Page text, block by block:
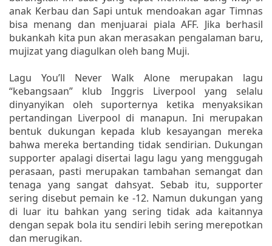
anak Kerbau dan Sapi untuk mendoakan agar Timnas
bisa menang dan menjuarai piala AFF. Jika berhasil
bukankah kita pun akan merasakan pengalaman baru,
mujizat yang diagulkan oleh bang Muji.
Lagu You’ll Never Walk Alone merupakan lagu
“kebangsaan” klub Inggris Liverpool yang selalu
dinyanyikan oleh suporternya ketika menyaksikan
pertandingan Liverpool di manapun. Ini merupakan
bentuk dukungan kepada klub kesayangan mereka
bahwa mereka bertanding tidak sendirian. Dukungan
supporter apalagi disertai lagu lagu yang menggugah
perasaan, pasti merupakan tambahan semangat dan
tenaga yang sangat dahsyat. Sebab itu, supporter
sering disebut pemain ke -12. Namun dukungan yang
di luar itu bahkan yang sering tidak ada kaitannya
dengan sepak bola itu sendiri lebih sering merepotkan
dan merugikan.